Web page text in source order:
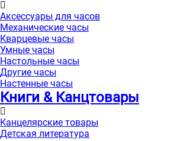
Аксессуары для часов
Механические часы
Кварцевые часы
Умные часы
Настольные часы
Другие часы
Настенные часы
Книги & Канцтовары
Канцелярские товары
Детская литература